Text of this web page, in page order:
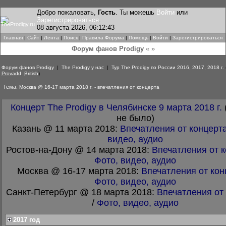
Добро пожаловать, Гость. Ты можешь Войти или
Зарегистрироваться.
08 августа 2026, 06:12:43
Главная | Сайт | Лента | Поиск | Правила Форума | Помощь | Войти | Зарегистрироваться
Форум фанов Prodigy« »
Форум фанов Prodigy | The Prodigy у нас | Тур The Prodigy по России 2016, 2017, 2018 г.
Provadd
British)
Тема: Москва @ 16-17 марта 2018 г. - впечатления от концерта
Концерт The Prodigy в Челябинске 9 марта 2018 г.
не было)
Казань @ 11 марта 2018: Впечатления от
видео, аудио
Ростов-на-Дону @ 14 марта 2018: Впечатления от
Фото, видео, аудио
Москва @ 16-17 марта 2018: Впечатления от
Фото, видео, аудио
Санкт-Петербург @ 18 марта 2018: Впечатления от
/ Фото, видео, аудио
2017 год